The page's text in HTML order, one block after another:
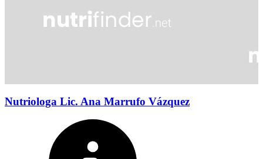
Nutriologa Lic. Ana Marrufo Vázquez